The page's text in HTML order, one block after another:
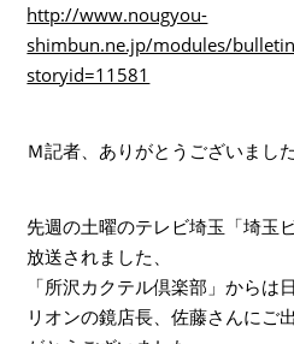
http://www.nougyou-
shimbun.ne.jp/modules/
storyid=11581
Ｍ記者、ありがとうございました
先週の土曜のテレビ埼玉「埼玉
放送されました、
「所沢カクテル倶楽部」からは
リオンの鏡店長、佐藤さんにご